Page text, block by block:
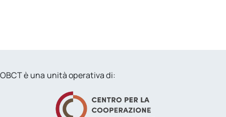
OBCT è una unità operativa di: